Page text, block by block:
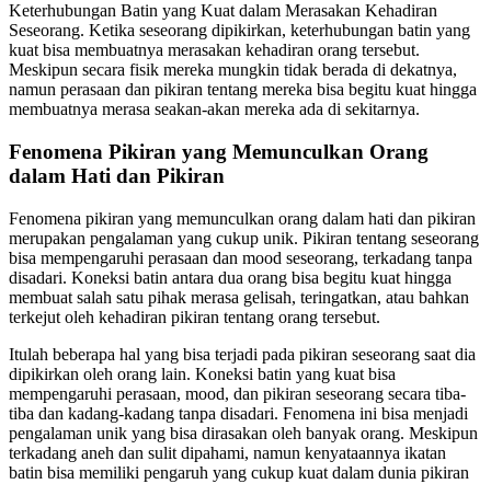
Keterhubungan Batin yang Kuat dalam Merasakan Kehadiran
Seseorang. Ketika seseorang dipikirkan, keterhubungan batin yang
kuat bisa membuatnya merasakan kehadiran orang tersebut.
Meskipun secara fisik mereka mungkin tidak berada di dekatnya,
namun perasaan dan pikiran tentang mereka bisa begitu kuat hingga
membuatnya merasa seakan-akan mereka ada di sekitarnya.
Fenomena Pikiran yang Memunculkan Orang
dalam Hati dan Pikiran
Fenomena pikiran yang memunculkan orang dalam hati dan pikiran
merupakan pengalaman yang cukup unik. Pikiran tentang seseorang
bisa mempengaruhi perasaan dan mood seseorang, terkadang tanpa
disadari. Koneksi batin antara dua orang bisa begitu kuat hingga
membuat salah satu pihak merasa gelisah, teringatkan, atau bahkan
terkejut oleh kehadiran pikiran tentang orang tersebut.
Itulah beberapa hal yang bisa terjadi pada pikiran seseorang saat dia
dipikirkan oleh orang lain. Koneksi batin yang kuat bisa
mempengaruhi perasaan, mood, dan pikiran seseorang secara tiba-
tiba dan kadang-kadang tanpa disadari. Fenomena ini bisa menjadi
pengalaman unik yang bisa dirasakan oleh banyak orang. Meskipun
terkadang aneh dan sulit dipahami, namun kenyataannya ikatan
batin bisa memiliki pengaruh yang cukup kuat dalam dunia pikiran